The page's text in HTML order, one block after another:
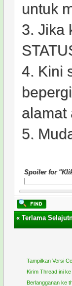
untuk
3. Jika
4. Kini
alamat
5.
Spoiler for
«Terlama
Tampilkan Versi
Kirim Thread ini
Berlangganan ke